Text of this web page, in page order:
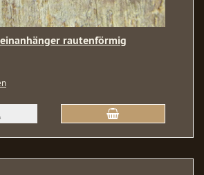
rautenförmig